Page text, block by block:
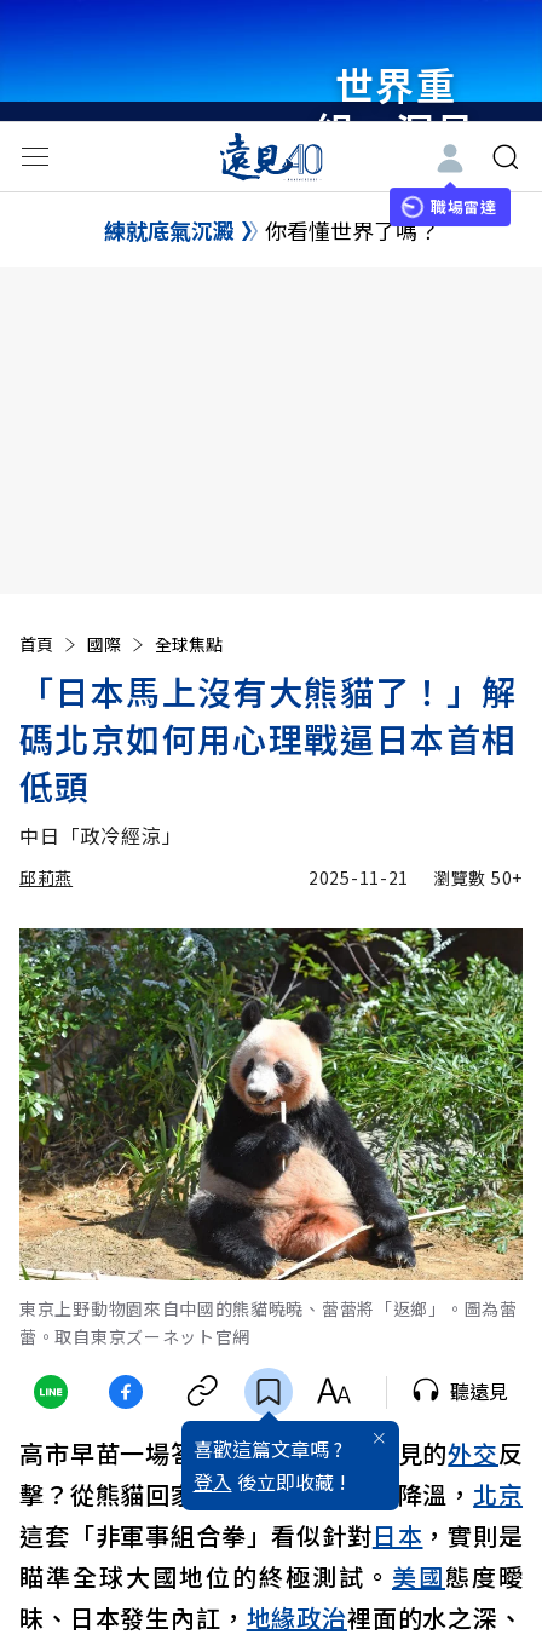
世界重
組・洞見
未來 與
世界領袖
職場雷達
練就底氣沉澱 你看懂世界了嗎？
首頁 國際 全球焦點
「日本馬上沒有大熊貓了！」解
碼北京如何用心理戰逼日本首相
低頭
中日「政冷經涼」
邱莉燕 2025-11-21 瀏覽數 50+
東京上野動物園來自中國的熊貓曉曉、蕾蕾將「返鄉」。圖為蕾
蕾。取自東京ズーネット官網
喜歡這篇文章嗎 ?
登入 後立即收藏 !
聽遠見
高市早苗一場答詢，竟引爆中國 罕見的外交反
擊？從熊貓回家、水產禁令到旅遊降溫，北京
這套「非軍事組合拳」看似針對日本 ，實則是
瞄準全球大國地位的終極測試。 美國態度曖
昧、日本發生內訌， 地緣政治裡面的水之深、